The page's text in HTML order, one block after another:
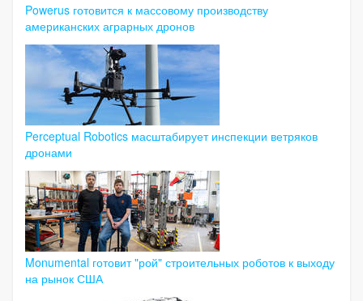
Powerus готовится к массовому производству
американских аграрных дронов
Perceptual Robotics масштабирует инспекции ветряков
дронами
Monumental готовит "рой" строительных роботов к выходу
на рынок США